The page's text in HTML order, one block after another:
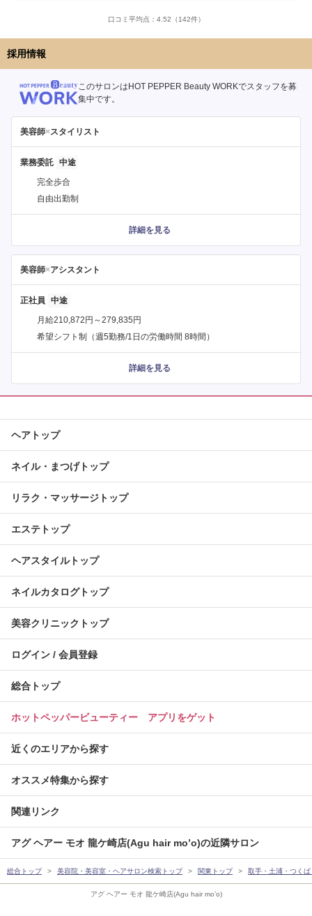
アグ ヘアー モオ 龍ケ崎店(Agu hair mo’o)
口コミ平均点： 4.52 （142件）
採用情報
このサロンはHOT PEPPER Beauty WORKでスタッフを募
集中です。
美容師×スタイリスト
業務委託
完全歩合
自由出勤制
詳細を見る
美容師×アシスタント
正社員
月給210,872円～279,835円
希望シフト制（週5勤務/1日の労働時間 8時間）
詳細を見る
ヘアトップ
ネイル・まつげトップ
リラク・マッサージトップ
エステトップ
ヘアスタイルトップ
ネイルカタログトップ
美容クリニックトップ
ログイン / 会員登録
総合トップ
ホットペッパービューティー アプリをゲット
近くのエリアから探す
オススメ特集から探す
関連リンク
アグ ヘアー モオ 龍ケ崎店(Agu hair mo’o)の近隣サロン
総合トップ 美容院・美容室・ヘアサロン検索トップ 関東トップ 取手・土浦・つく